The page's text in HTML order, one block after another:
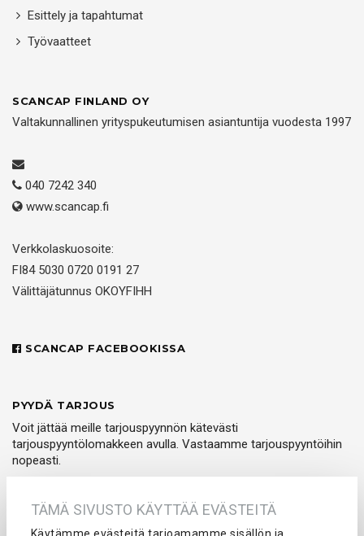
TÄMÄ SIVUSTO KÄYTTÄÄ EVÄSTEITÄ
Esittely ja tapahtumat
Työvaatteet
SCANCAP FINLAND OY
Valtakunnallinen yrityspukeutumisen asiantuntija vuodesta 1997
040 7242 340
www.scancap.fi
Verkkolaskuosoite:
FI84 5030 0720 0191 27
Välittäjätunnus OKOYFIHH
SCANCAP FACEBOOKISSA
PYYDÄ TARJOUS
Voit jättää meille tarjouspyynnön kätevästi
tarjouspyyntölomakkeen avulla. Vastaamme tarjouspyyntöihin
nopeasti.